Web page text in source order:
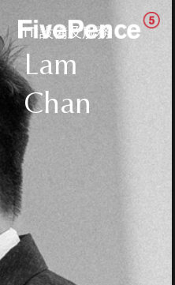
IT 設備及服務
Lam
Chan